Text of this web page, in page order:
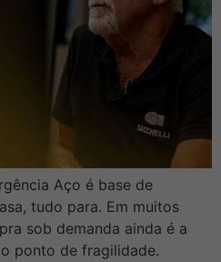
Aço é base de
tudo para. Em muitos
sob demanda ainda é a
ponto de fragilidade.